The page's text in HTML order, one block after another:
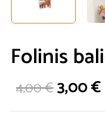
Folinis
4,00€3,00€